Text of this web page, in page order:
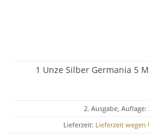
1 Unze Silber Germania 5
2. Ausgabe, Auflage:
Lieferzeit: Lieferzeit wegen